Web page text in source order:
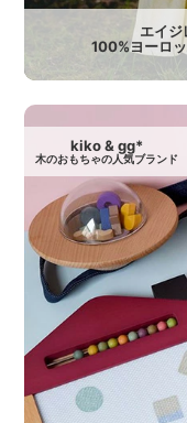
エイジ
100%ヨーロ
kiko & gg*
木のおもちゃの人気ブランド